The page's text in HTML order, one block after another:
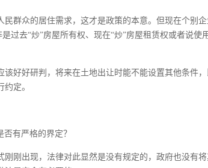
群众的居住需求，这才是政策的本意。但现在个别
过去“炒”房屋所有权、现在“炒”房屋租赁权或者说
好好研判，将来在土地出让时能不能设置其他条件
定。
有严格的界定？
刚出现，法律对此显然是没有规定的，政府也没有将